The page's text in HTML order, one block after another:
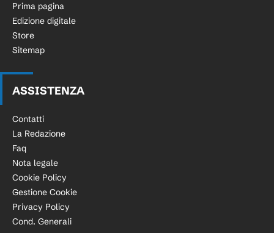
Prima pagina
Edizione digitale
Store
Sitemap
ASSISTENZA
Contatti
La Redazione
Faq
Nota legale
Cookie Policy
Gestione Cookie
Privacy Policy
Cond. Generali